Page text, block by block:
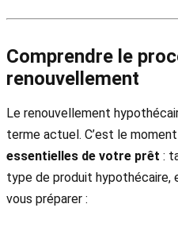
Comprendre le
renouvellement
Le renouvellement
terme actuel. C’est le
essentielles de votre prêt :
type de produit hypothécaire,
vous préparer :